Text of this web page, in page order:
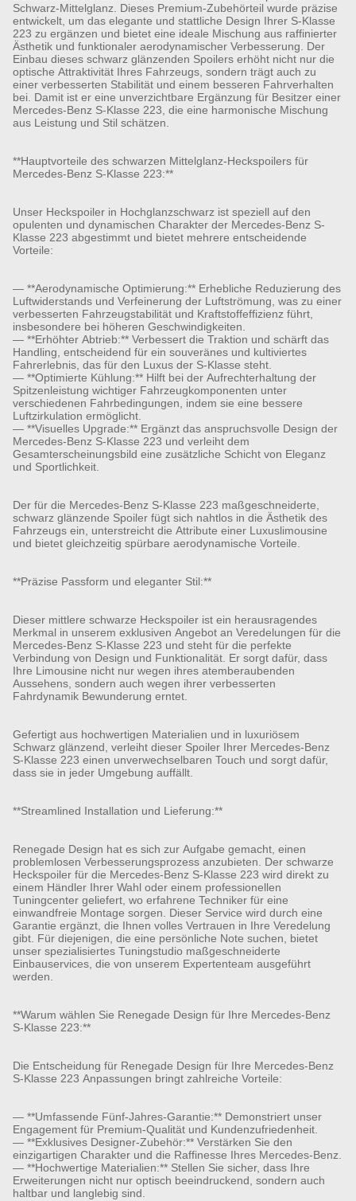
Schwarz-Mittelglanz. Dieses Premium-Zubehörteil wurde präzise
entwickelt, um das elegante und stattliche Design Ihrer S-Klasse
223 zu ergänzen und bietet eine ideale Mischung aus raffinierter
Ästhetik und funktionaler aerodynamischer Verbesserung. Der
Einbau dieses schwarz glänzenden Spoilers erhöht nicht nur die
optische Attraktivität Ihres Fahrzeugs, sondern trägt auch zu
einer verbesserten Stabilität und einem besseren Fahrverhalten
bei. Damit ist er eine unverzichtbare Ergänzung für Besitzer einer
Mercedes-Benz S-Klasse 223, die eine harmonische Mischung
aus Leistung und Stil schätzen.
**Hauptvorteile des schwarzen Mittelglanz-Heckspoilers für
Mercedes-Benz S-Klasse 223:**
Unser Heckspoiler in Hochglanzschwarz ist speziell auf den
opulenten und dynamischen Charakter der Mercedes-Benz S-
Klasse 223 abgestimmt und bietet mehrere entscheidende
Vorteile:
— **Aerodynamische Optimierung:** Erhebliche Reduzierung des
Luftwiderstands und Verfeinerung der Luftströmung, was zu einer
verbesserten Fahrzeugstabilität und Kraftstoffeffizienz führt,
insbesondere bei höheren Geschwindigkeiten.
— **Erhöhter Abtrieb:** Verbessert die Traktion und schärft das
Handling, entscheidend für ein souveränes und kultiviertes
Fahrerlebnis, das für den Luxus der S-Klasse steht.
— **Optimierte Kühlung:** Hilft bei der Aufrechterhaltung der
Spitzenleistung wichtiger Fahrzeugkomponenten unter
verschiedenen Fahrbedingungen, indem sie eine bessere
Luftzirkulation ermöglicht.
— **Visuelles Upgrade:** Ergänzt das anspruchsvolle Design der
Mercedes-Benz S-Klasse 223 und verleiht dem
Gesamterscheinungsbild eine zusätzliche Schicht von Eleganz
und Sportlichkeit.
Der für die Mercedes-Benz S-Klasse 223 maßgeschneiderte,
schwarz glänzende Spoiler fügt sich nahtlos in die Ästhetik des
Fahrzeugs ein, unterstreicht die Attribute einer Luxuslimousine
und bietet gleichzeitig spürbare aerodynamische Vorteile.
**Präzise Passform und eleganter Stil:**
Dieser mittlere schwarze Heckspoiler ist ein herausragendes
Merkmal in unserem exklusiven Angebot an Veredelungen für die
Mercedes-Benz S-Klasse 223 und steht für die perfekte
Verbindung von Design und Funktionalität. Er sorgt dafür, dass
Ihre Limousine nicht nur wegen ihres atemberaubenden
Aussehens, sondern auch wegen ihrer verbesserten
Fahrdynamik Bewunderung erntet.
Gefertigt aus hochwertigen Materialien und in luxuriösem
Schwarz glänzend, verleiht dieser Spoiler Ihrer Mercedes-Benz
S-Klasse 223 einen unverwechselbaren Touch und sorgt dafür,
dass sie in jeder Umgebung auffällt.
**Streamlined Installation und Lieferung:**
Renegade Design hat es sich zur Aufgabe gemacht, einen
problemlosen Verbesserungsprozess anzubieten. Der schwarze
Heckspoiler für die Mercedes-Benz S-Klasse 223 wird direkt zu
einem Händler Ihrer Wahl oder einem professionellen
Tuningcenter geliefert, wo erfahrene Techniker für eine
einwandfreie Montage sorgen. Dieser Service wird durch eine
Garantie ergänzt, die Ihnen volles Vertrauen in Ihre Veredelung
gibt. Für diejenigen, die eine persönliche Note suchen, bietet
unser spezialisiertes Tuningstudio maßgeschneiderte
Einbauservices, die von unserem Expertenteam ausgeführt
werden.
**Warum wählen Sie Renegade Design für Ihre Mercedes-Benz
S-Klasse 223:**
Die Entscheidung für Renegade Design für Ihre Mercedes-Benz
S-Klasse 223 Anpassungen bringt zahlreiche Vorteile:
— **Umfassende Fünf-Jahres-Garantie:** Demonstriert unser
Engagement für Premium-Qualität und Kundenzufriedenheit.
— **Exklusives Designer-Zubehör:** Verstärken Sie den
einzigartigen Charakter und die Raffinesse Ihres Mercedes-Benz.
— **Hochwertige Materialien:** Stellen Sie sicher, dass Ihre
Erweiterungen nicht nur optisch beeindruckend, sondern auch
haltbar und langlebig sind.